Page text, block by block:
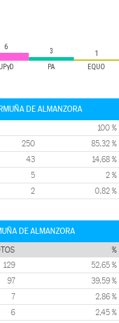
UPyD PA EQUO
6 3 1
DE ALMANZORA
100 %
250 85,32 %
43 14,68 %
5 2 %
2 0,82 %
DE ALMANZORA
%
129 52,65 %
97 39,59 %
7 2,86 %
6 2,45 %